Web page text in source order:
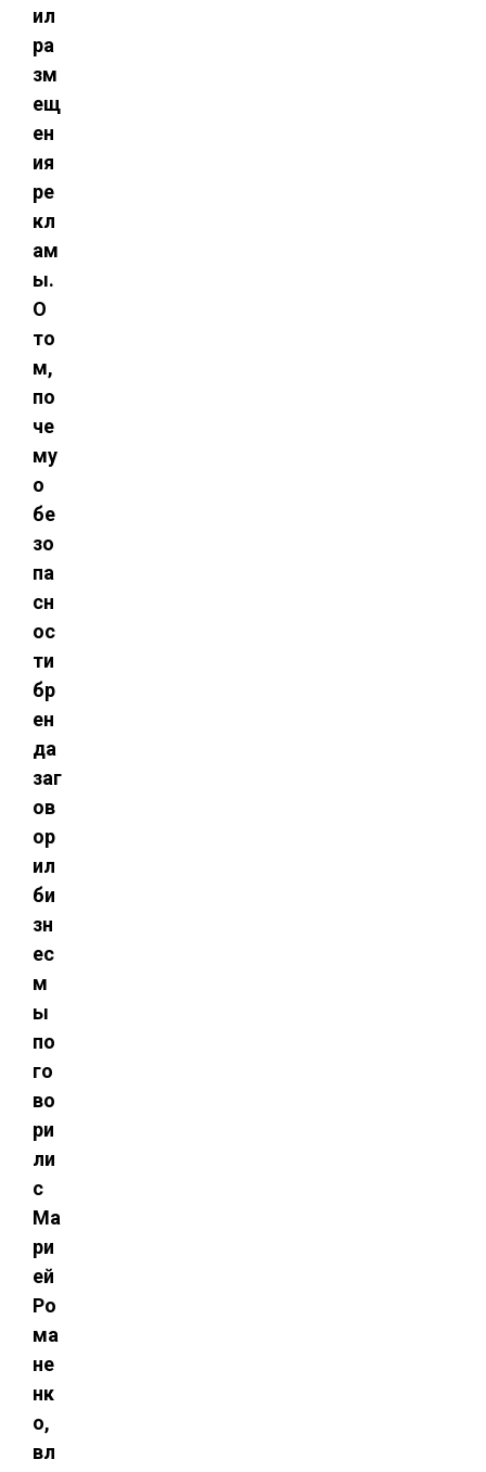
ил
ра
зм
ещ
ен
ия
ре
кл
ам
ы.
О
то
м,
по
че
му
о
бе
зо
па
сн
ос
ти
бр
ен
да
заг
ов
ор
ил
би
зн
ес
м
ы
по
го
во
ри
ли
с
Ма
ри
ей
Ро
ма
не
нк
о,
вл